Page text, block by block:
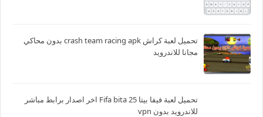
تحميل لعبة كراش crash team racing apk بدون محاكي
مجانا للاندرويد
تحميل لعبة فيفا بيتا 25 Fifa bita اخر اصدار برابط مباشر
للاندرويد بدون vpn